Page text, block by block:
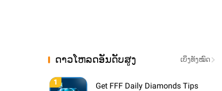
ດາວໂຫລດອັນດັບສູງ ເບິ່ງທັງໝົດ
1 Get FFF Daily Diamonds Tips